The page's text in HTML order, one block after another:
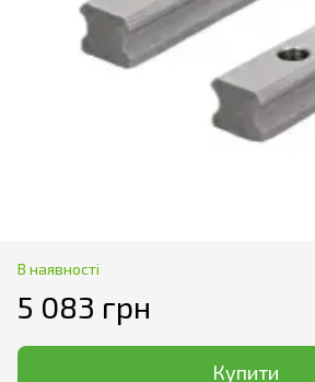
В наявності
5 083 грн
Купити